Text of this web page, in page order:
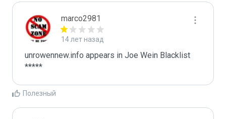
marco2981
14 лет назад
unrowennew.info appears in Joe Wein Blacklist
*****
Полезный